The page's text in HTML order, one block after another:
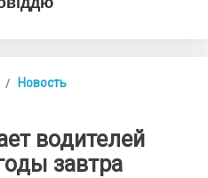
Новость
водителей
завтра